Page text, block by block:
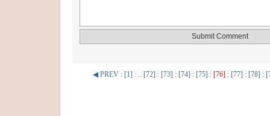
◀ PREV : [1] : .. [72] : [73] : [74] : [75] : [76] : [77] : [78] :